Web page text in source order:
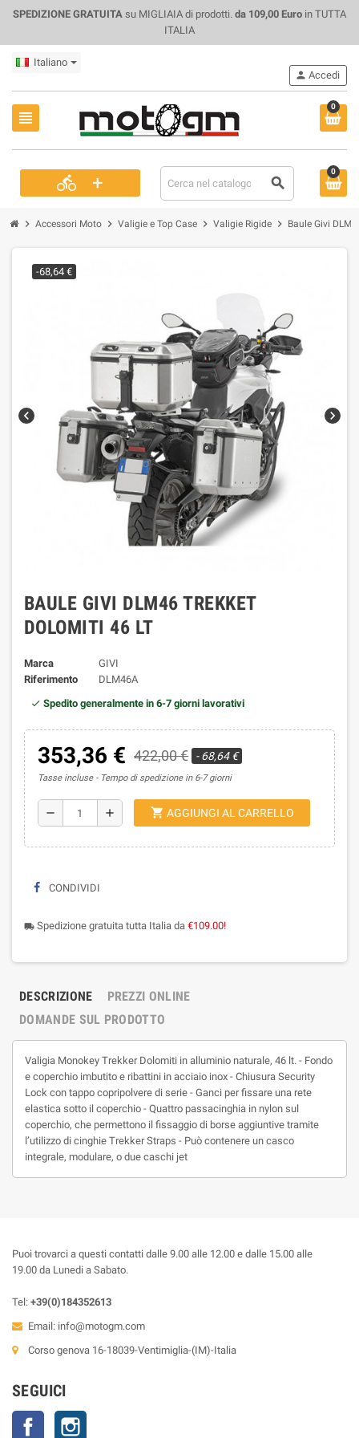
SPEDIZIONE GRATUITA su MIGLIAIA di prodotti. da 109,00 Euro in TUTTA
ITALIA
Italiano
view_headline
0
directions_bike + search
person Accedi
0
chevron_right Accessori Moto chevron_right Valigie e Top Case chevron_right Valigie Rigide chevron_right Baule Givi
chevron_left chevron_right
-68,64 €
BAULE GIVI DLM46 TREKKET
DOLOMITI 46 LT
Marca
GIVI
Riferimento
DLM46A
Spedito generalmente in 6-7 giorni lavorativi
353,36 € 422,00 € - 68,64 €
Tasse incluse Tempo di spedizione in 6-7 giorni
remove add shopping_cart AGGIUNGI AL CARRELLO
CONDIVIDI
local_shipping Spedizione gratuita tutta Italia da €109.00!
DESCRIZIONE
PREZZI ONLINE
DOMANDE SUL PRODOTTO
Valigia Monokey Trekker Dolomiti in alluminio naturale, 46 lt. - Fondo
e coperchio imbutito e ribattini in acciaio inox - Chiusura Security
Lock con tappo copripolvere di serie - Ganci per fissare una rete
elastica sotto il coperchio - Quattro passacinghia in nylon sul
coperchio, che permettono il fissaggio di borse aggiuntive tramite
l’utilizzo di cinghie Trekker Straps - Può contenere un casco
integrale, modulare, o due caschi jet
Puoi trovarci a questi contatti dalle 9.00 alle 12.00 e dalle 15.00 alle
19.00 da Lunedi a Sabato.
Tel: +39(0)184352613
Email: info@motogm.com
Corso genova 16-18039-Ventimiglia-(IM)-Italia
SEGUICI
Facebook